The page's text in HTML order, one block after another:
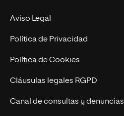
Experto Universitario
Postgrados
Cursos Universitarios
Nuestro Equipo
Trabaja en UNIR
Actualidad
UNIR Revista
Eventos
Aviso Legal
Política de Privacidad
Política de Cookies
Cláusulas legales RGPD
Canal de consultas y denuncias